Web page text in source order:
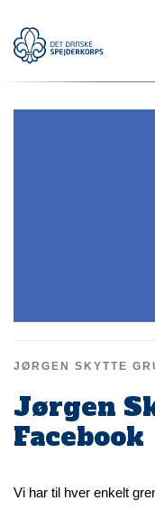
hovedindhold
Main
navigation
JØRGEN SKYTTE
Jørgen
Facebook
Vi har til hver enkelt